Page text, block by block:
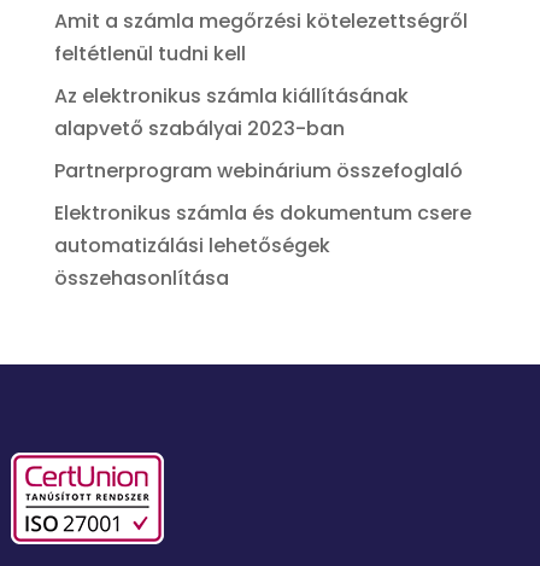
Amit a számla megőrzési kötelezettségről
feltétlenül tudni kell
Az elektronikus számla kiállításának
alapvető szabályai 2023-ban
Partnerprogram webinárium összefoglaló
Elektronikus számla és dokumentum csere
automatizálási lehetőségek
összehasonlítása